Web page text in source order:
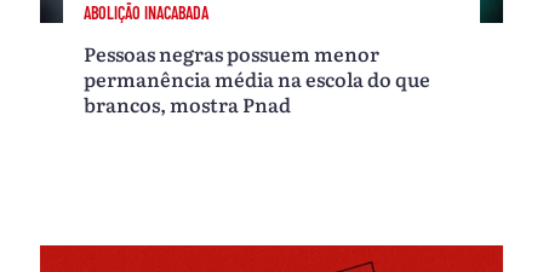
ABOLIÇÃO INACABADA
Pessoas negras possuem menor
permanência média na escola do que
brancos, mostra Pnad